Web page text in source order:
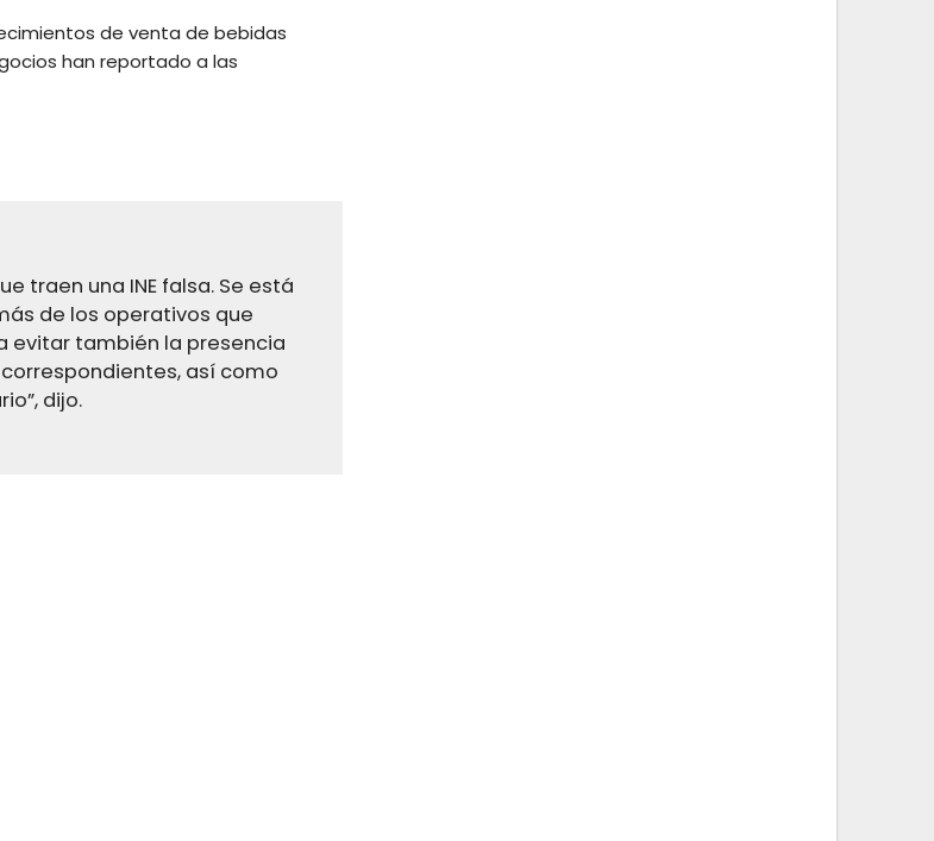
de venta de bebidas
han reportado a las
traen una INE falsa. Se está
de los operativos que
evitar también la presencia
así como
dijo.